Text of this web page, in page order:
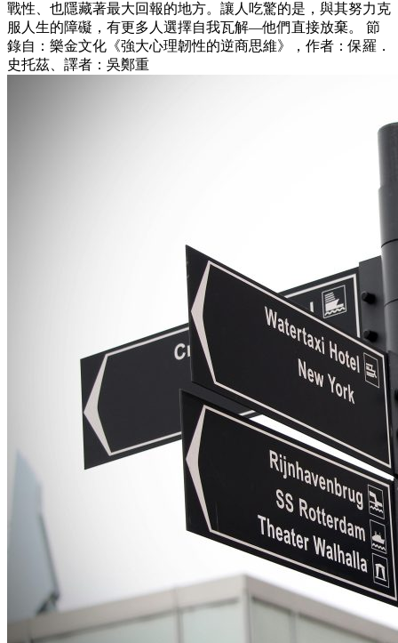
戰性、也隱藏著最大回報的地方。讓人吃驚的是，與其努力克
服人生的障礙，有更多人選擇自我瓦解—他們直接放棄。 節
錄自：樂金文化《強大心理韌性的逆商思維》，作者：保羅．
史托茲、譯者：吳鄭重